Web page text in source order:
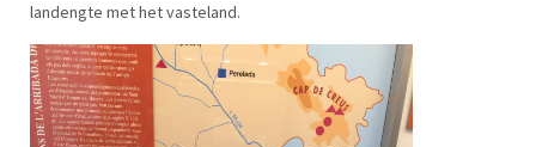
landengte met het vasteland.